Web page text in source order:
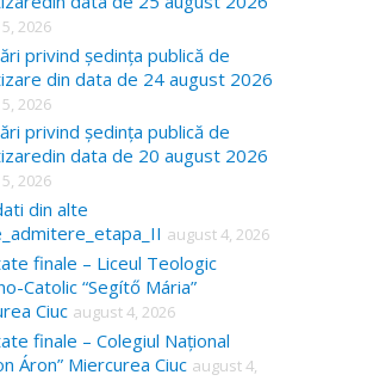
2026
privind ședința publică de
din data de 24 august 2026
2026
privind ședința publică de
data de 20 august 2026
2026
din alte
august 4, 2026
finale – Liceul Teologic
Catolic “Segítő Mária”
Ciuc august 4, 2026
finale – Colegiul Național
Áron” Miercurea Ciuc august 4,